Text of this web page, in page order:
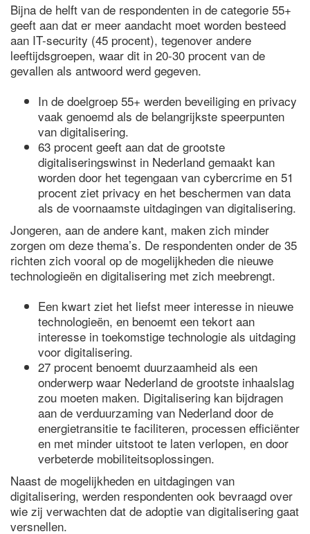
Bijna de helft van de respondenten in de categorie 55+
geeft aan dat er meer aandacht moet worden besteed
aan IT-security (45 procent), tegenover andere
leeftijdsgroepen, waar dit in 20-30 procent van de
gevallen als antwoord werd gegeven.
In de doelgroep 55+ werden beveiliging en privacy
vaak genoemd als de belangrijkste speerpunten
van digitalisering.
63 procent geeft aan dat de grootste
digitaliseringswinst in Nederland gemaakt kan
worden door het tegengaan van cybercrime en 51
procent ziet privacy en het beschermen van data
als de voornaamste uitdagingen van digitalisering.
Jongeren, aan de andere kant, maken zich minder
zorgen om deze thema’s. De respondenten onder de 35
richten zich vooral op de mogelijkheden die nieuwe
technologieën en digitalisering met zich meebrengt.
Een kwart ziet het liefst meer interesse in nieuwe
technologieën, en benoemt een tekort aan
interesse in toekomstige technologie als uitdaging
voor digitalisering.
27 procent benoemt duurzaamheid als een
onderwerp waar Nederland de grootste inhaalslag
zou moeten maken. Digitalisering kan bijdragen
aan de verduurzaming van Nederland door de
energietransitie te faciliteren, processen efficiënter
en met minder uitstoot te laten verlopen, en door
verbeterde mobiliteitsoplossingen.
Naast de mogelijkheden en uitdagingen van
digitalisering, werden respondenten ook bevraagd over
wie zij verwachten dat de adoptie van digitalisering gaat
versnellen.